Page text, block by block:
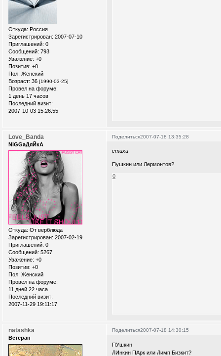
Откуда: Россия
Зарегистрирован: 2007-07-10
Приглашений: 0
Сообщений: 793
Уважение: +0
Позитив: +0
Пол: Женский
Возраст: 36 [1990-03-25]
Провел на форуме:
1 день 17 часов
Последний визит:
2007-10-03 15:26:55
Поделиться2007-07-18 13:35:28
Love_Banda
NiGGaДяЙкА
Откуда: От верблюда
Зарегистрирован: 2007-02-19
Приглашений: 0
Сообщений: 5267
Уважение: +0
Позитив: +0
Пол: Женский
Провел на форуме:
11 дней 22 часа
Последний визит:
2007-11-29 19:11:17
стихи
Пушкин или Лермонтов?
0
Поделиться2007-07-18 14:30:15
natashka
Ветеран
ПУшкин
ЛИнкин ПАрк или Лимп Бизкит?